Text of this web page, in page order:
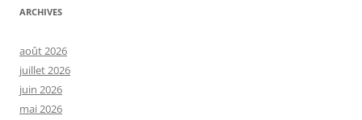
ARCHIVES
août 2026
juillet 2026
juin 2026
mai 2026